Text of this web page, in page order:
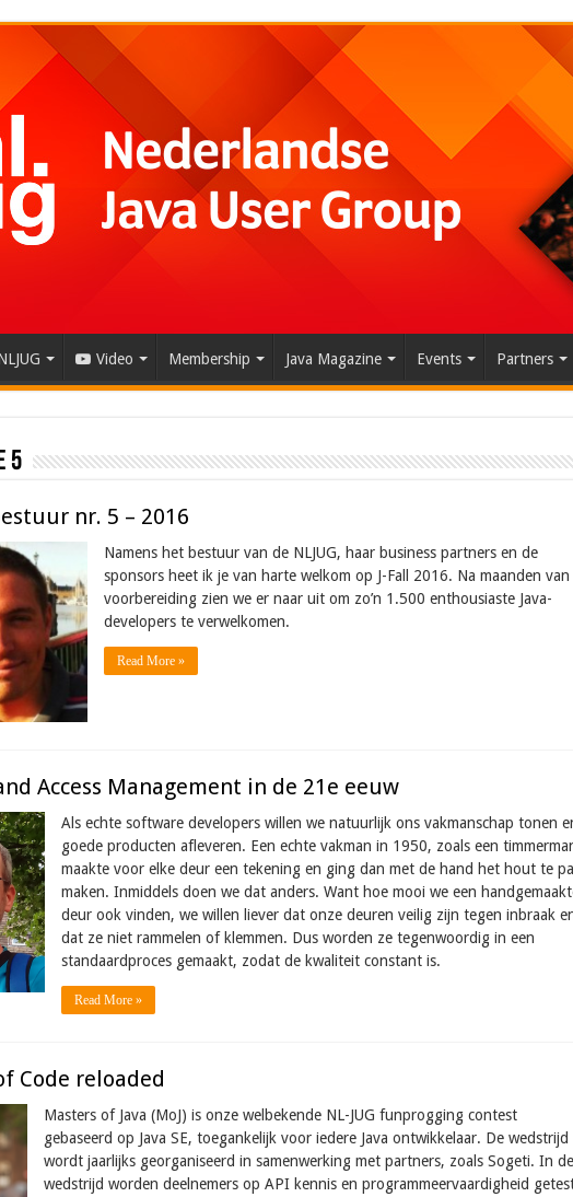
Video Membership Java Magazine Events Partners
5
nr. 5 – 2016
Namens het bestuur van de NLJUG, haar business partners en de
sponsors heet ik je van harte welkom op J-Fall 2016. Na maanden van
voorbereiding zien we er naar uit om zo’n 1.500 enthousiaste Java-
developers te verwelkomen.
Read More »
Access Management in de 21e eeuw
Als echte software developers willen we natuurlijk ons vakmanschap tonen
goede producten afleveren. Een echte vakman in 1950, zoals een
maakte voor elke deur een tekening en ging dan met de hand het hout te
maken. Inmiddels doen we dat anders. Want hoe mooi we een
deur ook vinden, we willen liever dat onze deuren veilig zijn tegen inbraak
dat ze niet rammelen of klemmen. Dus worden ze tegenwoordig in een
standaardproces gemaakt, zodat de kwaliteit constant is.
Read More »
Code reloaded
Masters of Java (MoJ) is onze welbekende NL-JUG funprogging contest
gebaseerd op Java SE, toegankelijk voor iedere Java ontwikkelaar. De wedstrijd
wordt jaarlijks georganiseerd in samenwerking met partners, zoals Sogeti. In de
wedstrijd worden deelnemers op API kennis en programmeervaardigheid